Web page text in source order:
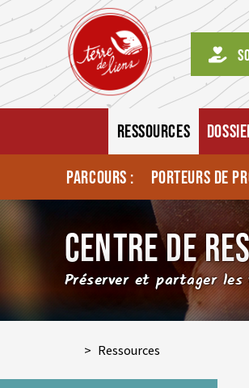
RESSOURCES
PARCOURS : PORTEURS DE
CENTRE DE
Préserver et partager
> Ressources